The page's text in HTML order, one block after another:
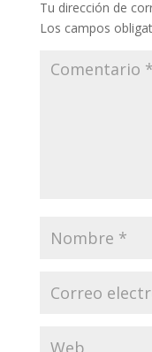
Tu dirección de
Los campos